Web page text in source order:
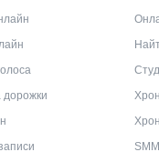
дорожки